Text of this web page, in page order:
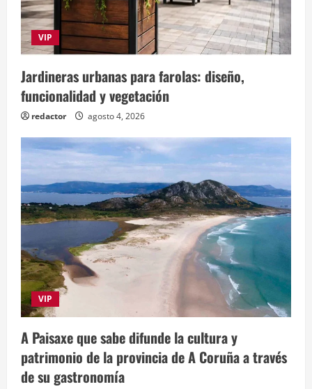
VIP
Jardineras urbanas para farolas: diseño,
funcionalidad y vegetación
redactor agosto 4, 2026
VIP
A Paisaxe que sabe difunde la cultura y
patrimonio de la provincia de A Coruña a través
de su gastronomía